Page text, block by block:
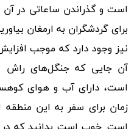
است و گذراندن ساعاتی در
برای گردشگران به ارمغان
نیز وجود دارد که موجب
آن جایی که جنگلهای راش
است، دارای آب و هوای
زمان برای سفر به این منطقه